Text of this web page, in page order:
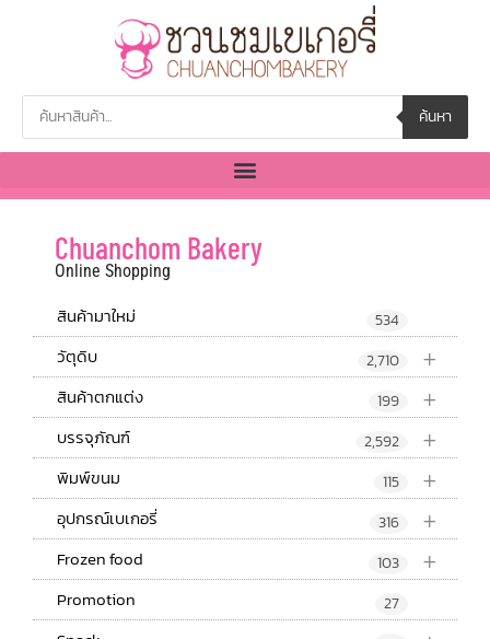
ค้นหา
Chuanchom Bakery
Online Shopping
สินค้ามาใหม่ 534
+
วัตุดิบ 2,710
+
สินค้าตกแต่ง 199
+
บรรจุภัณฑ์ 2,592
+
พิมพ์ขนม 115
+
อุปกรณ์เบเกอรี่ 316
+
Frozen food 103
Promotion 27